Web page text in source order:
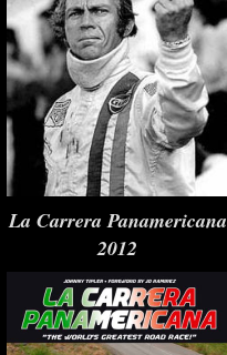
La Carrera Panamericana
2012